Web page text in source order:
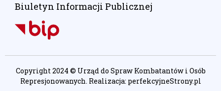
Biuletyn Informacji Publicznej
Copyright 2024 © Urząd do Spraw Kombatantów i Osób
Represjonowanych. Realizacja: perfekcyjneStrony.pl